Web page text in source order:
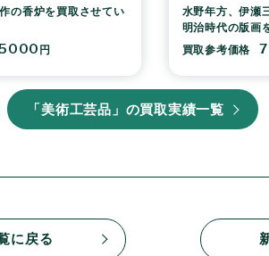
の香炉を買取させてい
円
水野年方、伊瀬
明治時代の版画
買取参考価格
「美術工芸品」の買取実績一覧
に戻る